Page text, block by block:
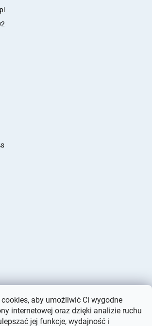
aby umożliwić Ci wygodne
internetowej oraz dzięki analizie ruchu
jej funkcje, wydajność i